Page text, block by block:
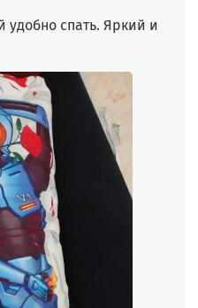
удобно спать. Яркий и